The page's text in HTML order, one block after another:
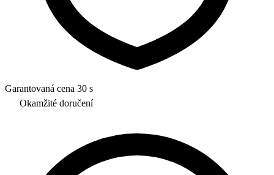
Garantovaná cena 30 s
Okamžité doručení